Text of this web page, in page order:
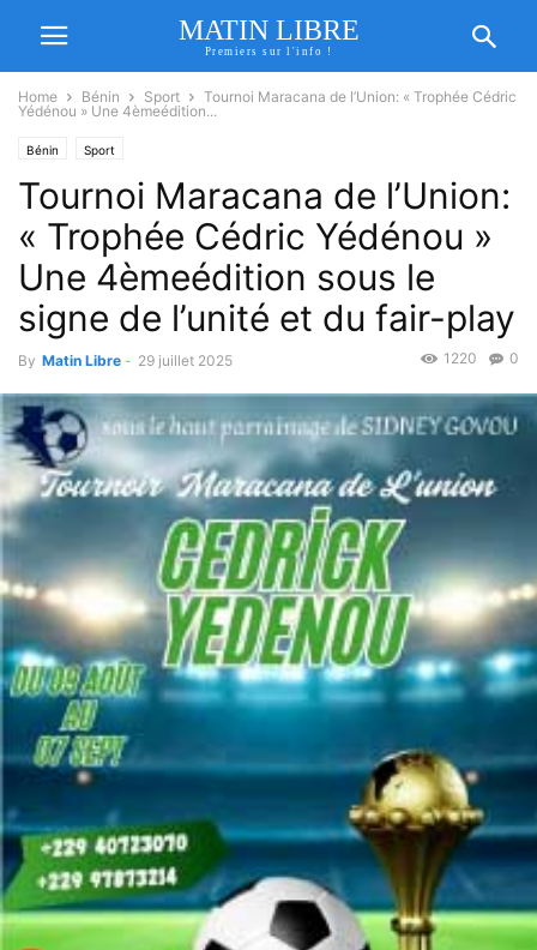
MATIN LIBRE
Premiers sur l'info !
Home Bénin Sport
Tournoi Maracana de l’Union: « Trophée Cédric
Yédénou » Une 4èmeédition...
Bénin Sport
Tournoi Maracana de l’Union:
« Trophée Cédric Yédénou »
Une 4èmeédition sous le
signe de l’unité et du fair-play
By Matin Libre - 29 juillet 2025 0
1220